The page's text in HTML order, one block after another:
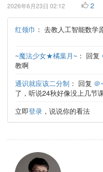
2026年6月23日 02:12 2
红领巾 ： 去教人工智能数学
~魔法少女★橘葉月~ ： 回复
教啊
通识就应该二分制 ： 回复
了，听说24秋好像没上几节
立即登录 ，说说你的看法